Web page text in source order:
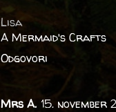
Lisa
A Mermaid's Crafts
Odgovori
Mrs A. 15. november